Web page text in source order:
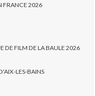
FRANCE 2026
DE FILM DE LA BAULE 2026
LES-BAINS